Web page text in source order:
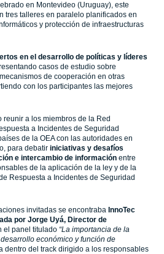
en Montevideo (Uruguay), este
tres talleres en paralelo planificados en
y protección de infraestructuras
en el desarrollo de políticas y líderes
casos de estudio sobre
de cooperación en otras
con los participantes las mejores
reunir a los miembros de la Red
a Incidentes de Seguridad
de la OEA con las autoridades en
para debatir iniciativas y desafíos
e intercambio de información entre
de la aplicación de la ley y de la
Respuesta a Incidentes de Seguridad
invitadas se encontraba InnoTec
por Jorge Uyá, Director de
el panel titulado “La importancia de la
económico y función de
dentro del track dirigido a los responsables